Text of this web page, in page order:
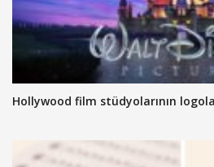
Hollywood film stüdyolarının